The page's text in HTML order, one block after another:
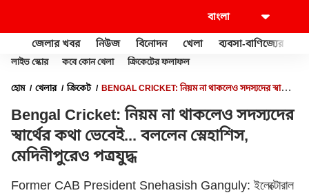
জেলার খবর নিউজ বিনোদন খেলা ব্যবসা-বাণিজ্যের
লাইভ স্কোর কবে কোন খেলা ক্রিকেটের ফলাফল
হোম খেলার ক্রিকেট
BENGAL CRICKET: নিয়ম না থাকলেও সদস্যদের স্বার্থের
Bengal Cricket: নিয়ম না থাকলেও সদস্যদের
স্বার্থের কথা ভেবেই... বললেন স্নেহাশিস,
মেদিনীপুরেও পত্রযুদ্ধ
Former CAB President Snehasish Ganguly: ইলেক্টোরাল